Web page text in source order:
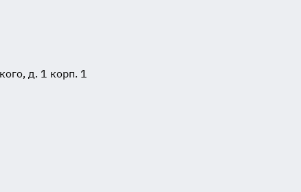
д. 1 корп. 1